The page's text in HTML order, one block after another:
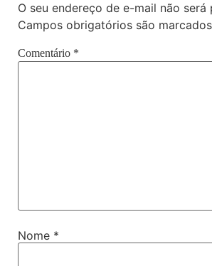
O seu endereço de e-mail não será
Campos obrigatórios são
Comentário *
Nome *